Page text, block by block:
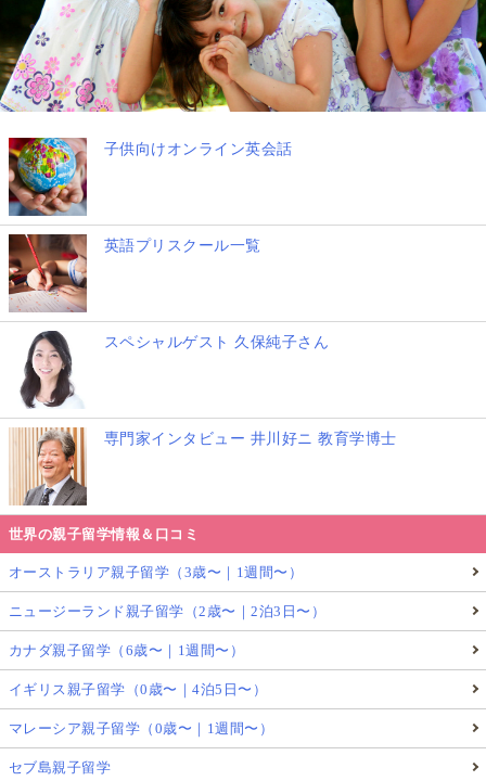
子供向けオンライン英会話
英語プリスクール一覧
スペシャルゲスト 久保純子さん
専門家インタビュー 井川好ニ 教育学博士
世界の親子留学情報＆口コミ
オーストラリア親子留学（3歳〜｜1週間〜）
ニュージーランド親子留学（2歳〜｜2泊3日〜）
カナダ親子留学（6歳〜｜1週間〜）
イギリス親子留学（0歳〜｜4泊5日〜）
マレーシア親子留学（0歳〜｜1週間〜）
セブ島親子留学